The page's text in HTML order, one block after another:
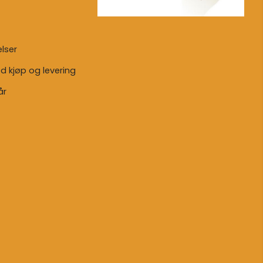
kjøp og levering